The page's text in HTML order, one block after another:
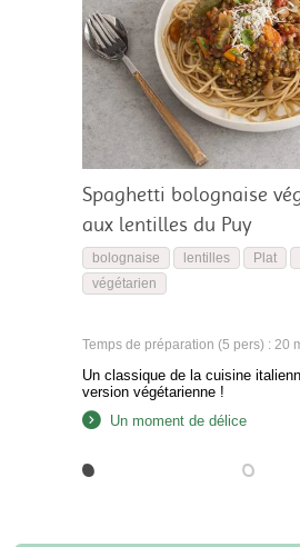
Spaghetti bolognaise
aux lentilles du Puy
bolognaise lentilles Plat
végétarien
Temps de préparation (5 pers) : 20
Un classique de la cuisine
version végétarienne !
Un moment de délice